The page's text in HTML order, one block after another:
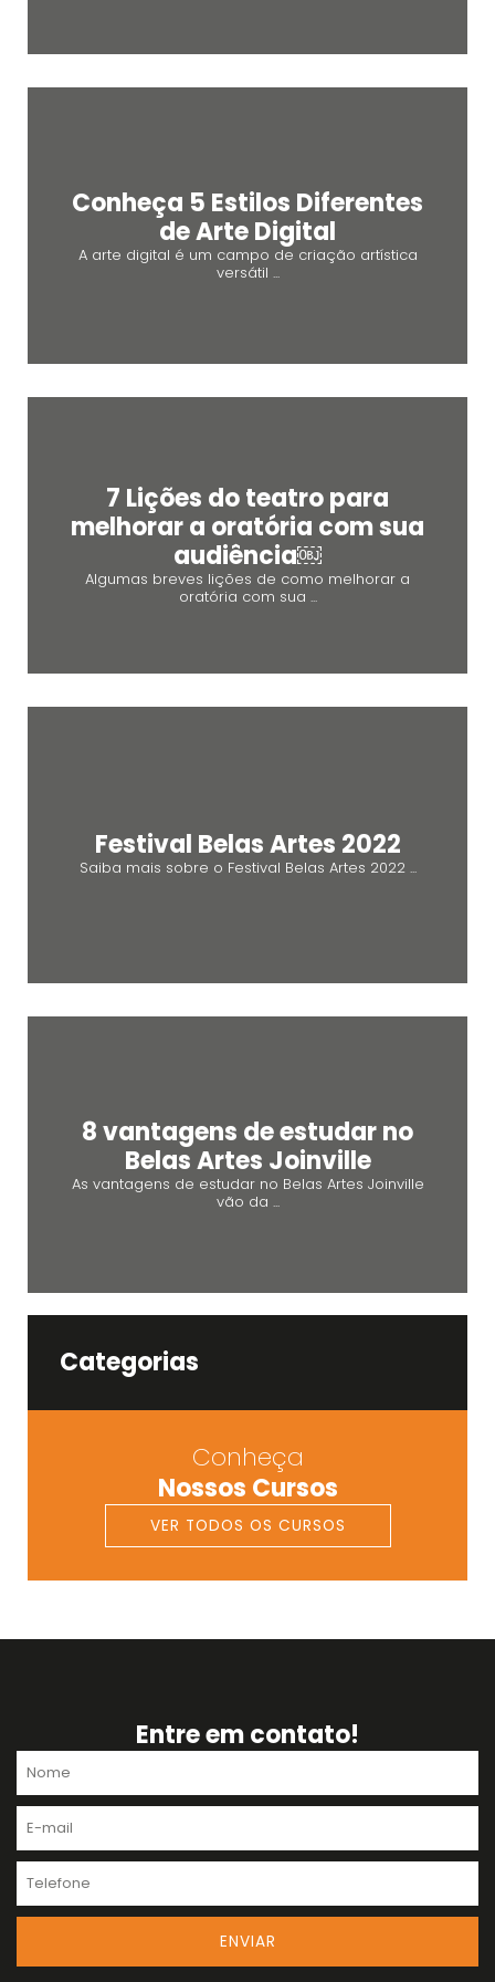
Categorias
Conheça
Nossos Cursos
VER TODOS OS CURSOS
Conheça 5 Estilos Diferentes
de Arte Digital
A arte digital é um campo de criação artística
versátil ...
7 Lições do teatro para
melhorar a oratória com sua
audiência￼
Algumas breves lições de como melhorar a
oratória com sua ...
Festival Belas Artes 2022
Saiba mais sobre o Festival Belas Artes 2022 ...
8 vantagens de estudar no
Belas Artes Joinville
As vantagens de estudar no Belas Artes Joinville
vão da ...
Entre em contato!
Nome
E-
Telefone
ENVIAR